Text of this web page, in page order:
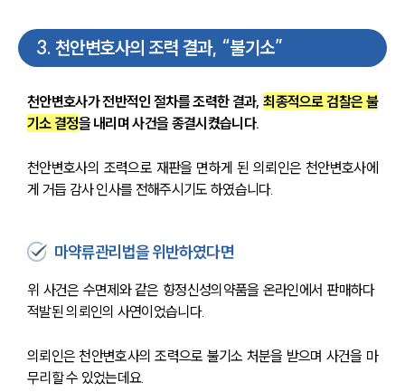
3. 천안변호사의 조력 결과, “불기소”
천안변호사가 전반적인 절차를 조력한 결과, 최종적으로 검찰은 불
기소 결정을 내리며 사건을 종결시켰습니다.
천안변호사의 조력으로 재판을 면하게 된 의뢰인은 천안변호사에
게 거듭 감사 인사를 전해주시기도 하였습니다.
마약류관리법을 위반하였다면
위 사건은 수면제와 같은 향정신성의약품을 온라인에서 판매하다
적발된 의뢰인의 사연이었습니다.
의뢰인은 천안변호사의 조력으로 불기소 처분을 받으며 사건을 마
무리할 수 있었는데요.